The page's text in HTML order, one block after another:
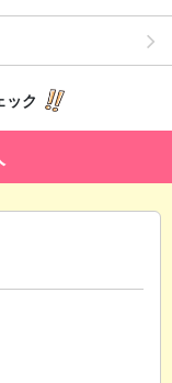
ック